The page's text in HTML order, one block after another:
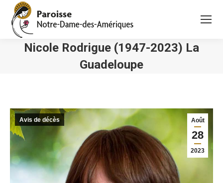
Nicole Rodrigue (1947-2023) La
Guadeloupe
Août
28
2023
Avis de décès